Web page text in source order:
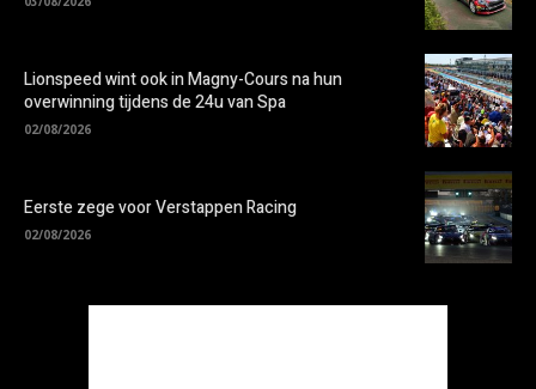
Lionspeed wint ook in Magny-Cours na hun
overwinning tijdens de 24u van Spa
02/08/2026
Eerste zege voor Verstappen Racing
02/08/2026